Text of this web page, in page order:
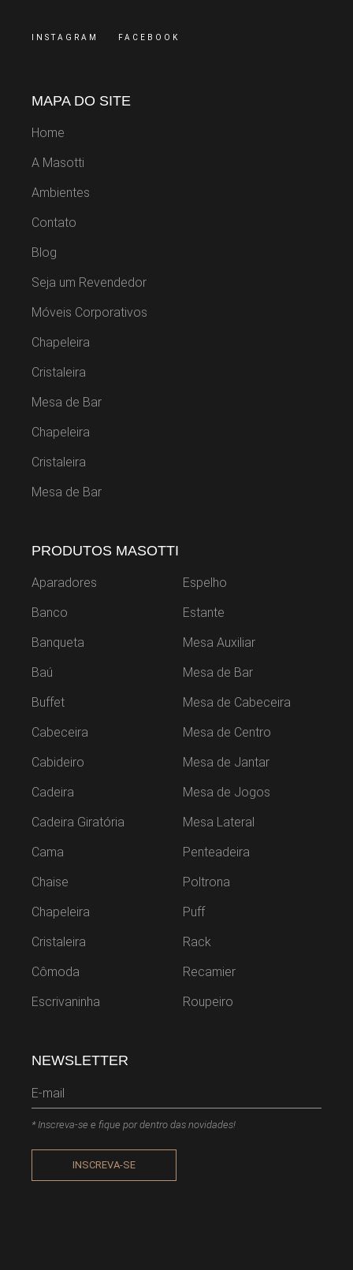
INSTAGRAM FACEBOOK
MAPA DO SITE
Home
A Masotti
Ambientes
Contato
Blog
Seja um Revendedor
Móveis Corporativos
Chapeleira
Cristaleira
Mesa de Bar
Chapeleira
Cristaleira
Mesa de Bar
PRODUTOS MASOTTI
Aparadores
Banco
Banqueta
Baú
Buffet
Cabeceira
Cabideiro
Cadeira
Cadeira Giratória
Cama
Chaise
Chapeleira
Cristaleira
Cômoda
Escrivaninha
Espelho
Estante
Mesa Auxiliar
Mesa de Bar
Mesa de Cabeceira
Mesa de Centro
Mesa de Jantar
Mesa de Jogos
Mesa Lateral
Penteadeira
Poltrona
Puff
Rack
Recamier
Roupeiro
NEWSLETTER
* Inscreva-se e fique por dentro das novidades!
INSCREVA-SE